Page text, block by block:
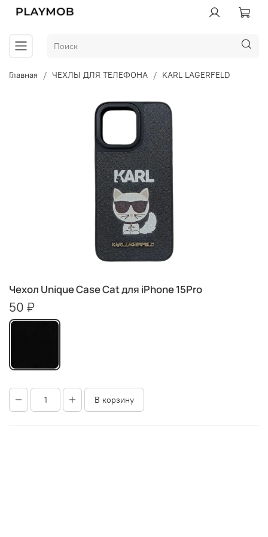
Главная ЧЕХЛЫ ДЛЯ ТЕЛЕФОНА KARL LAGERFELD
Чехол Unique Case Cat для iPhone 15Pro
50 ₽
В корзину